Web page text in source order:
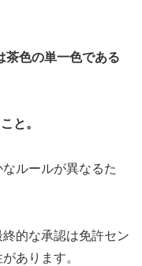
茶色の単一色である
と。
ルールが異なるた
的な承認は免許セン
あります。